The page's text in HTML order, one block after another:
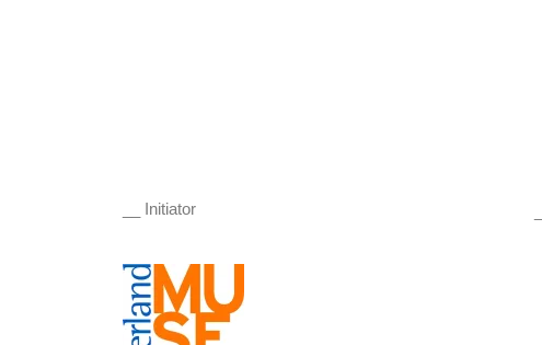
__ Initiator